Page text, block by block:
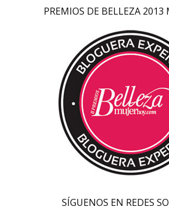
PREMIOS DE BELLEZA 2013
SÍGUENOS EN REDES